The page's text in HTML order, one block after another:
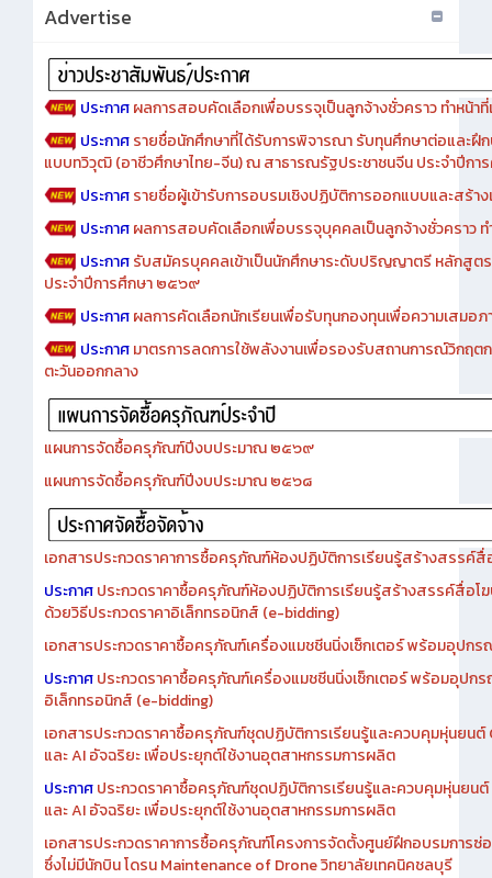
Advertise
ประกาศผลการสอบคัดเลือกเพื่อบรรจุเป็นลูกจ้างชั่วคราว ทำหน้าที่
ประกาศรายชื่อนักศึกษาที่ได้รับการพิจารณา รับทุนศึกษาต่อและฝึ
แบบทวิวุฒิ (อาชีวศึกษาไทย-จีน) ณ สาธารณรัฐประชาชนจีน ประจำปีก
ประกาศรายชื่อผู้เข้ารับการอบรมเชิงปฏิบัติการออกแบบและสร้า
ประกาศผลการสอบคัดเลือกเพื่อบรรจุบุคคลเป็นลูกจ้างชั่วคราว ท
ประกาศรับสมัครบุคคลเข้าเป็นนักศึกษาระดับปริญญาตรี หลักสูต
ประจำปีการศึกษา ๒๕๖๙
ประกาศผลการคัดเลือกนักเรียนเพื่อรับทุนกองทุนเพื่อความเสมอ
ประกาศมาตรการลดการใช้พลังงานเพื่อรองรับสถานการณ์วิกฤ
ตะวันออกกลาง
แผนการจัดซื้อครุภัณฑ์ปีงบประมาณ ๒๕๖๙
แผนการจัดซื้อครุภัณฑ์ปีงบประมาณ ๒๕๖๘
เอกสารประกวดราคาการซื้อครุภัณฑ์ห้องปฏิบัติการเรียนรู้สร้างสรรค์
ประกาศประกวดราคาซื้อครุภัณฑ์ห้องปฏิบัติการเรียนรู้สร้างสรรค์สื่อโ
ด้วยวิธีประกวดราคาอิเล็กทรอนิกส์ (e-bidding)
เอกสารประกวดราคาซื้อครุภัณฑ์เครื่องแมชชีนนิ่งเซ็กเตอร์ พร้อมอุปก
ประกาศประกวดราคาซื้อครุภัณฑ์เครื่องแมชชีนนิ่งเซ็กเตอร์ พร้อมอุปก
อิเล็กทรอนิกส์ (e-bidding)
เอกสารประกวดราคาซื้อครุภัณฑ์ชุดปฏิบัติการเรียนรู้และควบคุมหุ่นยน
และ AI อัจฉริยะ เพื่อประยุกต์ใช้งานอุตสาหกรรมการผลิต
ประกาศประกวดราคาซื้อครุภัณฑ์ชุดปฏิบัติการเรียนรู้และควบคุมหุ่นยน
และ AI อัจฉริยะ เพื่อประยุกต์ใช้งานอุตสาหกรรมการผลิต
เอกสารประกวดราคาการซื้อครุภัณฑ์โครงการจัดตั้งศูนย์ฝึกอบรมการซ่
ซึ่งไม่มีนักบิน โดรน Maintenance of Drone วิทยาลัยเทคนิคชลบุรี